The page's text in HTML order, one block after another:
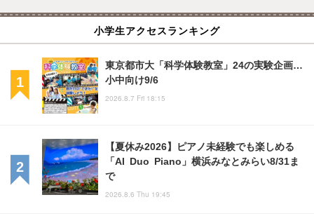
小学生アクセスランキング
東京都市大「科学体験教室」24の実験企画…
小中向け9/6
2026.8.7 Fri 18:15
【夏休み2026】ピアノ未経験でも楽しめる
「AI Duo Piano」横浜みなとみらい8/31ま
で
2026.8.6 Thu 19:45